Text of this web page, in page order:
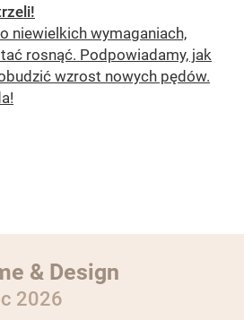
niewielkich wymaganiach,
rosnąć. Podpowiadamy, jak
wzrost nowych pędów.
& Design
2026